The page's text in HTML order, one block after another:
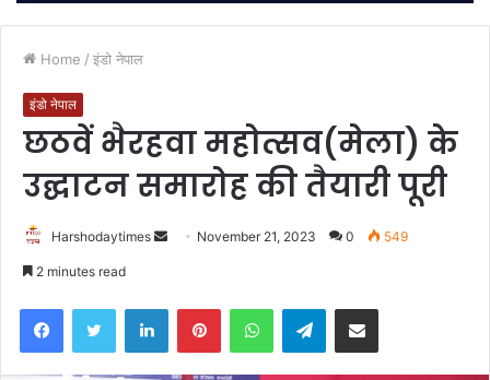
Home / इंडो नेपाल
इंडो नेपाल
छठवें भैरहवा महोत्सव(मेला) के
उद्घाटन समारोह की तैयारी पूरी
Harshodaytimes
Send November 21, 2023 0 549
2 minutes read
FacebookTwitter LinkedInPinterestWhatsAppTelegramShare via Email